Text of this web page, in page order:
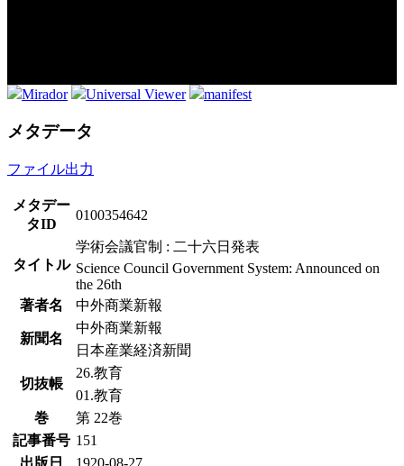
Mirador Universal Viewer manifest
メタデータ
ファイル出力
メタデー
タID
0100354642
タイトル
学術会議官制 : 二十六日発表
Science Council Government System: Announced on
the 26th
著者名
中外商業新報
新聞名
中外商業新報
日本産業経済新聞
切抜帳
26.教育
01.教育
巻
第 22巻
記事番号 151
出版日
1920-08-27